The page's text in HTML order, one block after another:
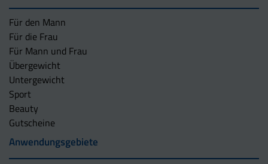
Für den Mann
Für die Frau
Für Mann und Frau
Übergewicht
Untergewicht
Sport
Beauty
Gutscheine
Anwendungsgebiete